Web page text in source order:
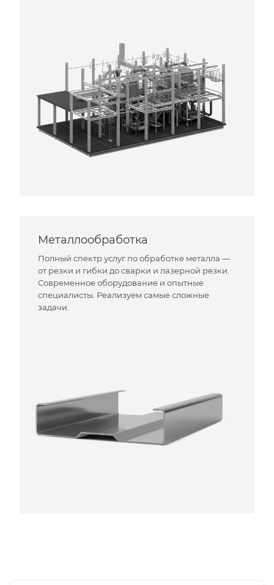
Металлообработка
Полный спектр услуг по обработке металла —
от резки и гибки до сварки и лазерной резки.
Современное оборудование и опытные
специалисты. Реализуем самые сложные
задачи.